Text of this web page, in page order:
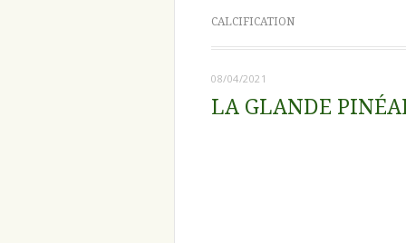
CALCIFICATION
08/04/2021
LA GLANDE